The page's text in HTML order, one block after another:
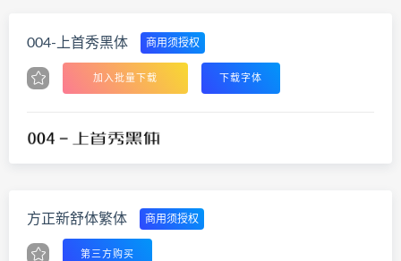
004-上首秀黑体 商用须授权
加入批量下载 下载字体
方正新舒体繁体 商用须授权
第三方购买